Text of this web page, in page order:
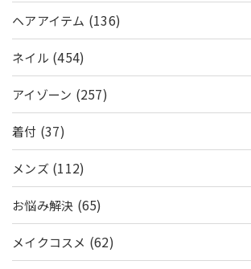
ヘアアイテム (136)
ネイル (454)
アイゾーン (257)
着付 (37)
メンズ (112)
お悩み解決 (65)
メイクコスメ (62)